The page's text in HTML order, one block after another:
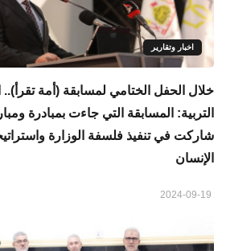
اخبار وتقارير
خلال الحفل الختامي لمسابقة (أمة تقرأ)..
التربية: المسابقة التي جاءت بمبادرة
شاركت في تنفيذ فلسفة الوزارة
الإنسان